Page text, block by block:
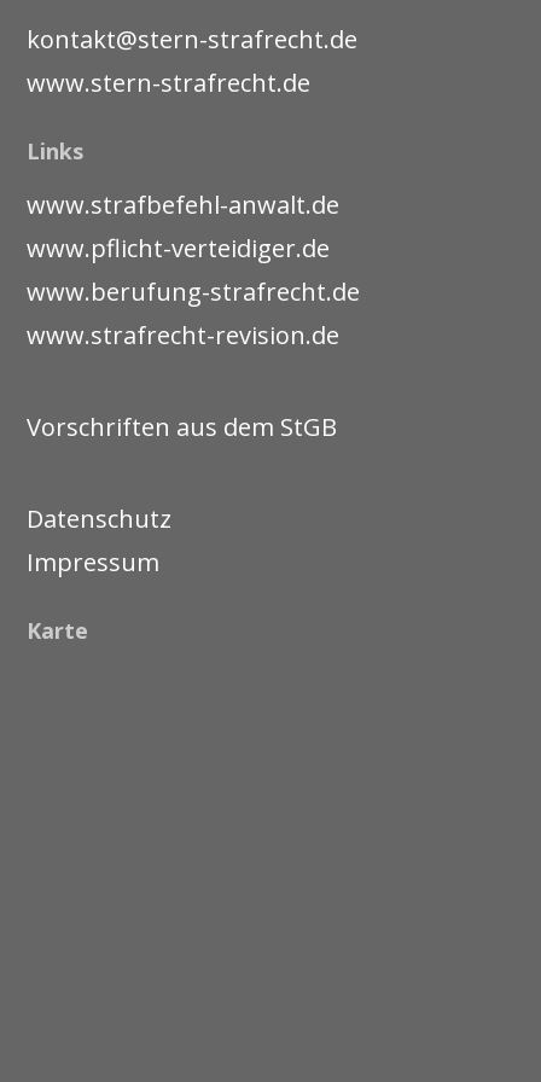
kontakt@stern-strafrecht.de
www.stern-strafrecht.de
Links
www.strafbefehl-anwalt.de
www.pflicht-verteidiger.de
www.berufung-strafrecht.de
www.strafrecht-revision.de
Vorschriften aus dem StGB
Datenschutz
Impressum
Karte